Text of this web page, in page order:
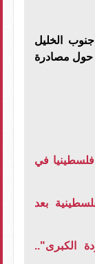
الخليل
حول مصادرة
قوات الاحتلال الإسرائيلي تعتقل 23 فلسطينيا في
بعد
الكبرى"..